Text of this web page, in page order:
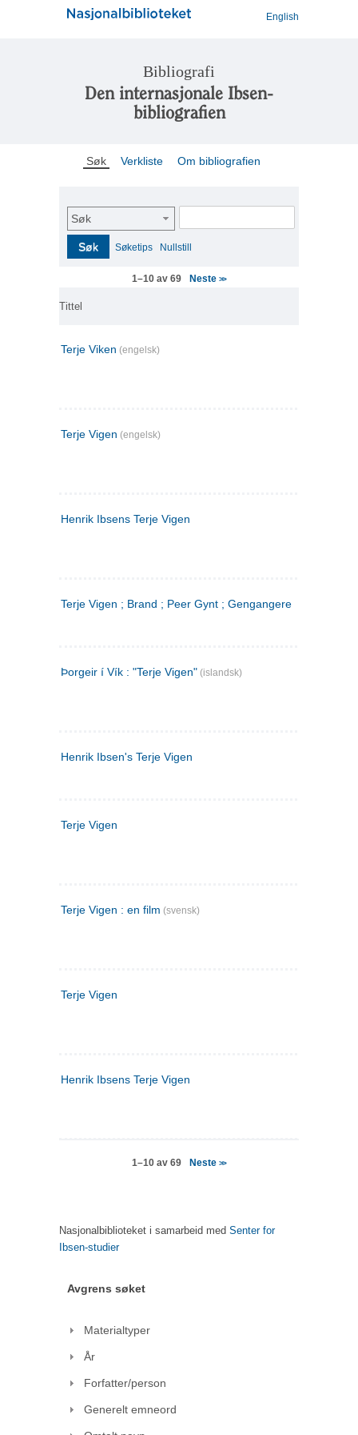
English
Bibliografi
Den internasjonale Ibsen-
bibliografien
Søk Verkliste Om bibliografien
Søk
Søk Søketips Nullstill
1–10 av 69 Neste>>
Tittel
Terje Viken (engelsk)
Terje Vigen (engelsk)
Henrik Ibsens Terje Vigen
Terje Vigen ; Brand ; Peer Gynt ; Gengangere
Þorgeir í Vík : "Terje Vigen" (islandsk)
Henrik Ibsen's Terje Vigen
Terje Vigen
Terje Vigen : en film (svensk)
Terje Vigen
Henrik Ibsens Terje Vigen
1–10 av 69 Neste>>
Nasjonalbiblioteket i samarbeid med Senter for
Ibsen-studier
Avgrens søket
Materialtyper
År
Forfatter/person
Generelt emneord